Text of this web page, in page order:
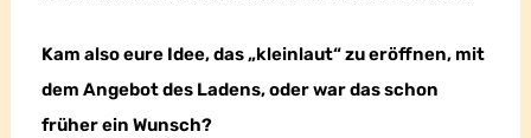
Kam also eure Idee, das „kleinlaut“ zu eröffnen, mit
dem Angebot des Ladens, oder war das schon
früher ein Wunsch?